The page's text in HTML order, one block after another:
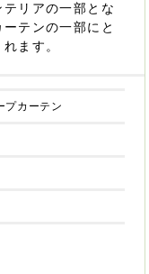
リアの一部とな
テンの一部にと
ます。
プカーテン